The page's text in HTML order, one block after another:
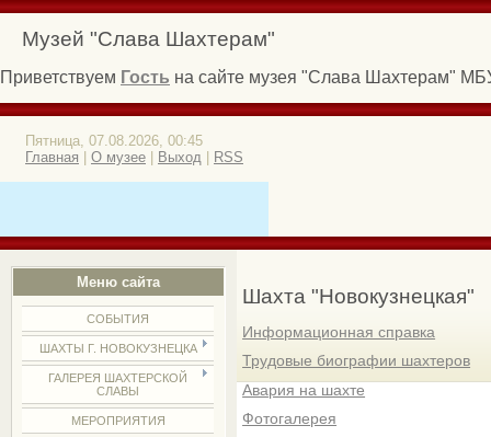
Музей "Слава Шахтерам"
Приветствуем Гость на сайте музея "Слава Шахтерам"
Пятница, 07.08.2026, 00:45
Главная | О музее | Выход | RSS
Меню сайта
СОБЫТИЯ
ШАХТЫ Г. НОВОКУЗНЕЦКА
ГАЛЕРЕЯ ШАХТЕРСКОЙ
СЛАВЫ
МЕРОПРИЯТИЯ
Шахта "Новокузнецкая"
Информационная справка
Трудовые биографии шахтеров
Авария на шахте
Фотогалерея